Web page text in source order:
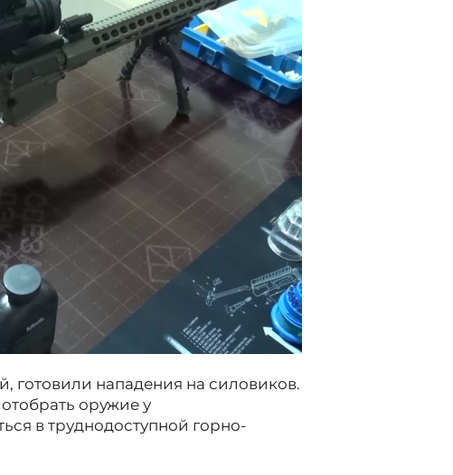
готовили нападения на силовиков.
оружие у
в труднодоступной горно-